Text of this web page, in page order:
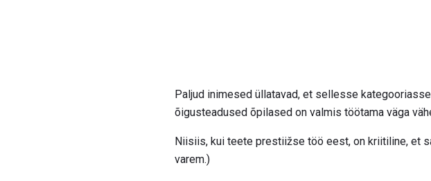
Paljud inimesed üllatavad, et sellesse
õigusteadused õpilased on valmis töötama väga
Niisiis, kui teete prestiižse töö eest, on kriitiline, et
varem.)